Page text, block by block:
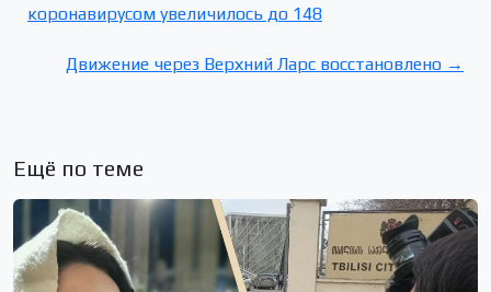
коронавирусом увеличилось до 148
Движение через Верхний Ларс восстановлено →
Ещё по теме